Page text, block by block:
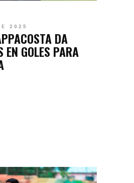
2025
DA
EN GOLES PARA